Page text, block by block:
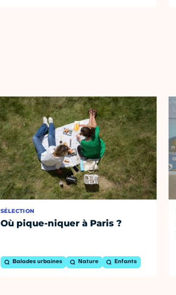
SÉLECTION
Où pique-niquer à Paris ?
Balades urbaines Nature Enfants